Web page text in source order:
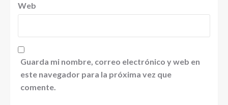
Web
Guarda mi nombre, correo electrónico y web en
este navegador para la próxima vez que
comente.